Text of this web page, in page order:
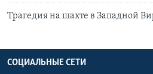
Трагедия на шахте в Западной
СОЦИАЛЬНЫЕ СЕТИ